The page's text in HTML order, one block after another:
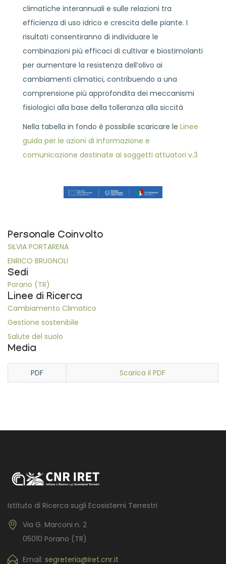
climatiche interannuali e sulle relazioni tra
efficienza di uso idrico e crescita delle piante. I
risultati consentiranno di individuare le
combinazioni più efficaci di cultivar e biostimolanti
per aumentare la resistenza dell’olivo ai
cambiamenti climatici, contribuendo a una
comprensione più approfondita dei meccanismi
fisiologici alla base della tolleranza alla siccità
Nella tabella in fondo è possibile scaricare le Linee
guida per le azioni di informazione e
comunicazione destinate ai soggetti attuatori v.3
Personale Coinvolto
SILVIA PORTARENA
ENRICO BRUGNOLI
Sedi
Porano (TR)
Linee di Ricerca
Cambiamento Climatico
Gestione sostenibile
Salute del suolo
Media
PDF Scarica il PDF
Istituto di Ricerca sugli Ecosistemi Terrestri
Via G. Marconi n. 2
05010 Porano (TR)
Email: segreteria@iret.cnr.it